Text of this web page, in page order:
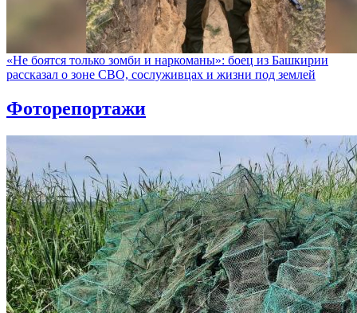
«Не боятся только зомби и наркоманы»: боец из Башкирии
рассказал о зоне СВО, сослуживцах и жизни под землей
Фоторепортажи